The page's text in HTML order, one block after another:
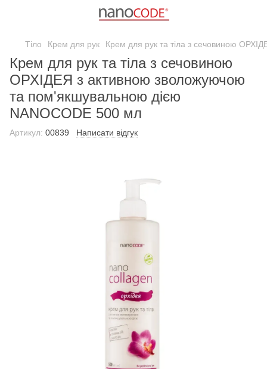
Тіло Крем для рук Крем для рук та тіла з сечовиною
Крем для рук та тіла з сечовиною
ОРХІДЕЯ з активною зволожуючою
та пом'якшувальною дією
NANOCODE 500 мл
Артикул: 00839 Написати відгук